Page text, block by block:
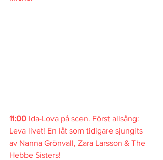
11:00 Ida-Lova på scen. Först allsång:
Leva livet! En låt som tidigare sjungits
av Nanna Grönvall, Zara Larsson & The
Hebbe Sisters!